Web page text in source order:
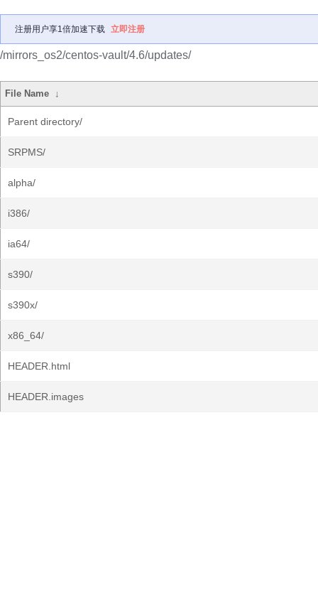
注册用户享1倍加速下载 立即注册
/mirrors_os2/centos-vault/4.6/updates/
File Name ↓
Parent directory/
SRPMS/
alpha/
i386/
ia64/
s390/
s390x/
x86_64/
HEADER.html
HEADER.images